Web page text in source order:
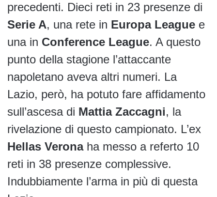
precedenti. Dieci reti in 23 presenze di
Serie A, una rete in Europa League e
una in Conference League. A questo
punto della stagione l’attaccante
napoletano aveva altri numeri. La
Lazio, però, ha potuto fare affidamento
sull’ascesa di Mattia Zaccagni, la
rivelazione di questo campionato. L’ex
Hellas Verona ha messo a referto 10
reti in 38 presenze complessive.
Indubbiamente l’arma in più di questa